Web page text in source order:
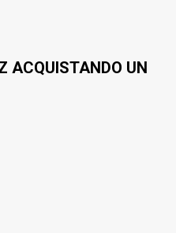
ACQUISTANDO UN